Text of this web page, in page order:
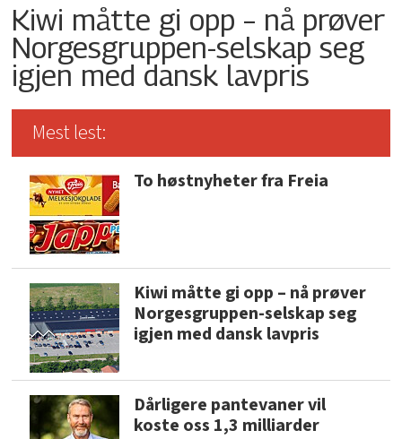
Kiwi måtte gi opp – nå prøver
Norgesgruppen-selskap seg
igjen med dansk lavpris
Mest lest:
To høstnyheter fra Freia
Kiwi måtte gi opp – nå prøver
Norgesgruppen-selskap seg
igjen med dansk lavpris
Dårligere pantevaner vil
koste oss 1,3 milliarder